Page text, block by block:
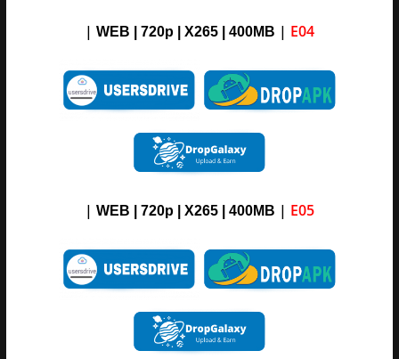
| WEB | 720p | X265 | 400M B | E04
| WEB | 720p | X265 | 400M B | E05